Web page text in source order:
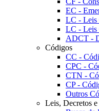
EC -
LC - Leis
LC - Leis
ADCT -
Códigos
CC -
CPC -
CTN -
CP -
Outros
Leis, Decretos